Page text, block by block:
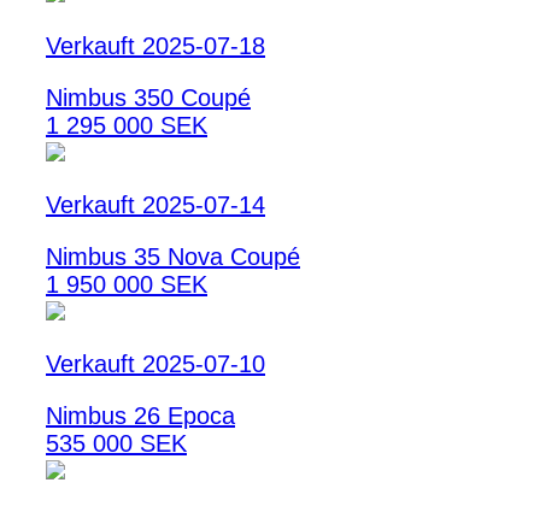
Verkauft 2025-07-18
Nimbus 350 Coupé
1 295 000 SEK
Verkauft 2025-07-14
Nimbus 35 Nova Coupé
1 950 000 SEK
Verkauft 2025-07-10
Nimbus 26 Epoca
535 000 SEK